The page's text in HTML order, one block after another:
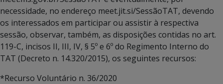
necessidade, no endereço meet.jit.si/SessãoTAT, devendo
os interessados em participar ou assistir à respectiva
sessão, observar, também, as disposições contidas no art.
119-C, incisos II, III, IV, § 5º e 6º do Regimento Interno do
TAT (Decreto n. 14.320/2015), os seguintes recursos:
*Recurso Voluntário n. 36/2020